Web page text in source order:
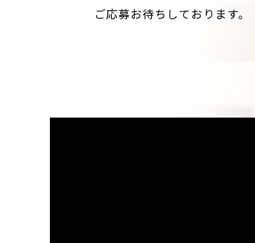
ご応募お待ちしております。